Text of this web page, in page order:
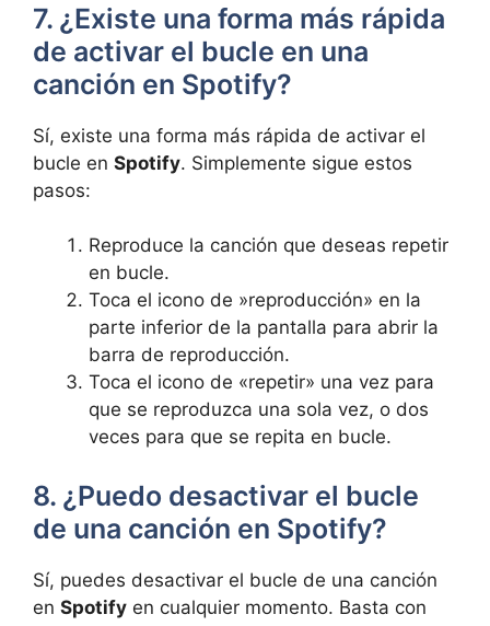
7. ¿Existe una forma⁤ más ‍rápida
de⁣ activar el bucle en una​
canción en Spotify?
Sí,⁤ existe⁣ una ‌forma más rápida de activar​ el
bucle en⁤ Spotify. Simplemente sigue estos
pasos:
Reproduce la canción que deseas repetir
en bucle.
Toca el icono de ⁢»reproducción» en⁢ la
parte inferior de ‍la pantalla para abrir la
barra​ de reproducción.
Toca el icono de «repetir»‍ una ‍vez‌ para
que se reproduzca una sola vez,⁤ o dos
veces​ para ⁢que se repita ‍en bucle.
8. ¿Puedo desactivar el ‌bucle
de⁤ una canción ⁢en Spotify?
Sí, ⁣puedes desactivar el bucle de una canción
en Spotify en cualquier‍ momento. Basta con